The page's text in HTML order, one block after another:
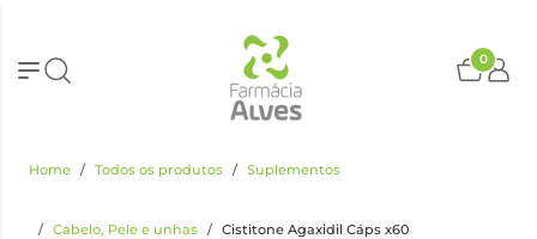
0
Home Todos os produtos Suplementos
Cabelo, Pele e unhas Cistitone Agaxidil Cáps x60